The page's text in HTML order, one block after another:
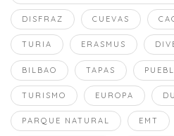
DISFRAZ CUEVAS
TURIA ERASMUS
BILBAO TAPAS
TURISMO EUROPA
PARQUE NATURAL EMT